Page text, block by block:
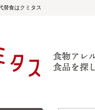
替食はクミタス